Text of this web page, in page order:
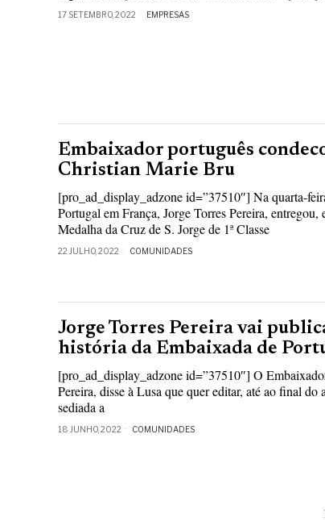
17 SETEMBRO, 2022 EMPRESAS
Embaixador português
Christian Marie Bru
[pro_ad_display_adzone id=”37510″] Na quarta-
Portugal em França, Jorge Torres Pereira,
Medalha da Cruz de S. Jorge de 1ª Classe
22 JULHO, 2022 COMUNIDADES
Jorge Torres Pereira vai
história da Embaixada de
[pro_ad_display_adzone id=”37510″] O
Pereira, disse à Lusa que quer editar, até ao final
sediada a
18 JUNHO, 2022 COMUNIDADES